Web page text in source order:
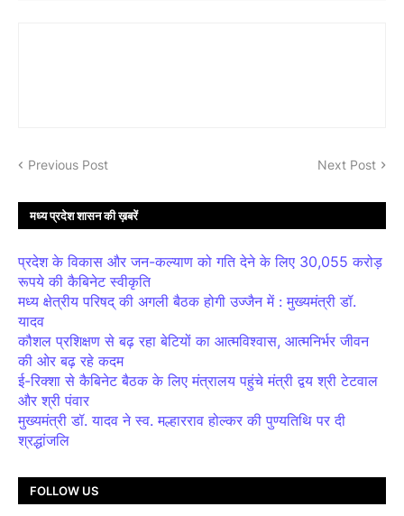
Previous Post Next Post
मध्य प्रदेश शासन की ख़बरें
प्रदेश के विकास और जन-कल्याण को गति देने के लिए 30,055 करोड़
रूपये की कैबिनेट स्वीकृति
मध्य क्षेत्रीय परिषद् की अगली बैठक होगी उज्जैन में : मुख्यमंत्री डॉ.
यादव
कौशल प्रशिक्षण से बढ़ रहा बेटियों का आत्मविश्वास, आत्मनिर्भर जीवन
की ओर बढ़ रहे कदम
ई-रिक्शा से कैबिनेट बैठक के लिए मंत्रालय पहुंचे मंत्री द्वय श्री टेटवाल
और श्री पंवार
मुख्यमंत्री डॉ. यादव ने स्व. मल्हारराव होल्कर की पुण्यतिथि पर दी
श्रद्धांजलि
FOLLOW US